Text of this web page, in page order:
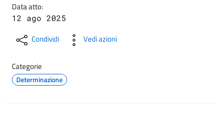
Data atto:
12 ago 2025
Condividi Vedi azioni
Categorie
Determinazione